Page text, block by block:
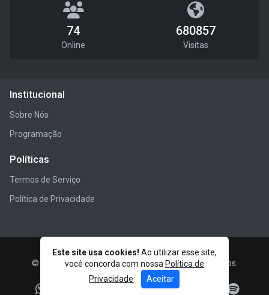
74
Online
680857
Visitas
Institucional
Sobre Nós
Programação
Políticas
Termos de Serviço
Política de Privacidade
© REGGAE SPECIAL FM - Todos os direitos reservados.
Este site usa cookies! Ao utilizar esse site,
você concorda com nossa Política de
Privacidade
Aceitar